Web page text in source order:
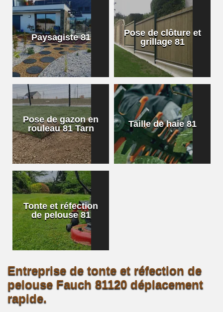
Paysagiste 81
Pose de clôture et
grillage 81
Pose de gazon en
rouleau 81 Tarn
Taille de haie 81
Tonte et réfection
de pelouse 81
Entreprise de tonte et réfection de
pelouse Fauch 81120 déplacement
rapide.